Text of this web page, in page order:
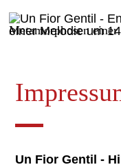
Metamorphosen
Un Fior Gentil -